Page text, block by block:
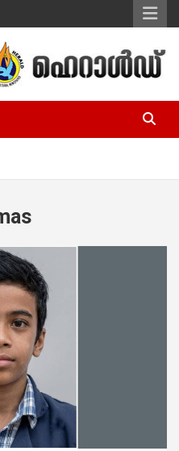
Malayalam